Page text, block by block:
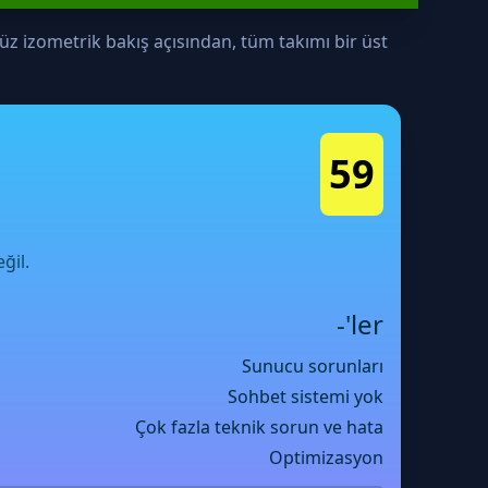
bakış açısından, tüm takımı bir üst
59
-'ler
Sunucu sorunları
Sohbet sistemi yok
Çok fazla teknik sorun ve hata
Optimizasyon